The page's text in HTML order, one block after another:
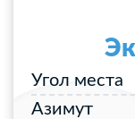
Угол места
Азимут